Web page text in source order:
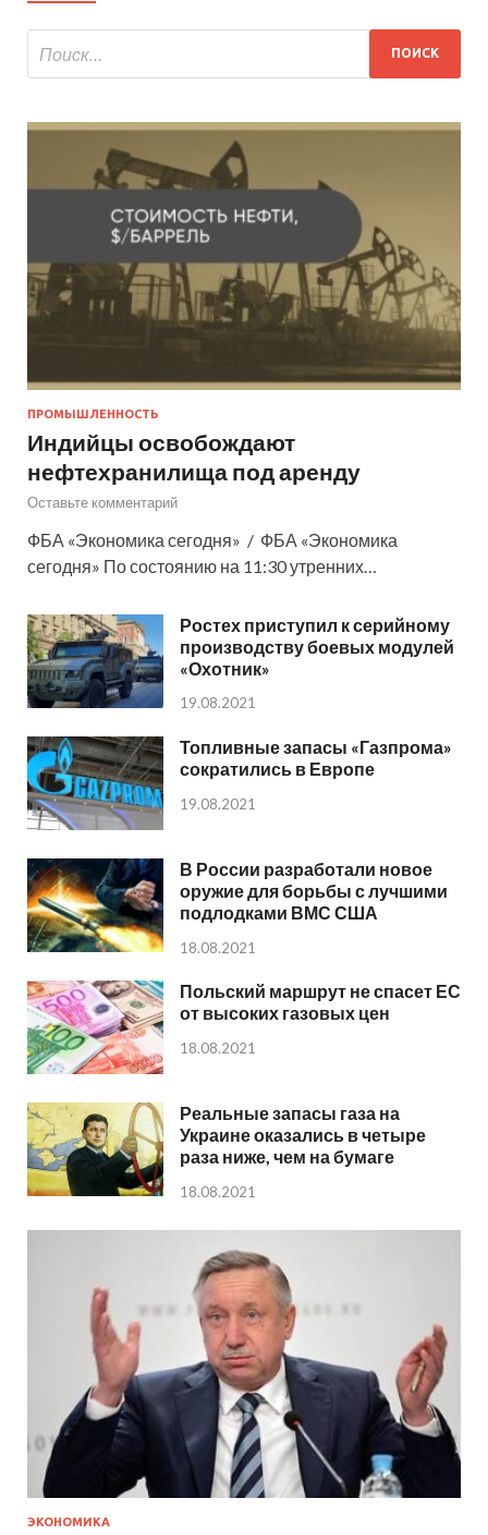
ПРОМЫШЛЕННОСТЬ
Индийцы освобождают
нефтехранилища под аренду
Оставьте комментарий
ФБА «Экономика сегодня» / ФБА «Экономика
сегодня» По состоянию на 11:30 утренних…
Ростех приступил к серийному
производству боевых модулей
«Охотник»
19.08.2021
Топливные запасы «Газпрома»
сократились в Европе
19.08.2021
В России разработали новое
оружие для борьбы с лучшими
подлодками ВМС США
18.08.2021
Польский маршрут не спасет ЕС
от высоких газовых цен
18.08.2021
Реальные запасы газа на
Украине оказались в четыре
раза ниже, чем на бумаге
18.08.2021
ЭКОНОМИКА